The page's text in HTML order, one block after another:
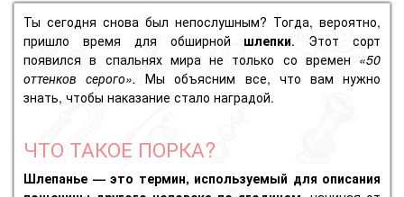
Ты сегодня снова был непослушным? Тогда, вероятно,
пришло время для обширной шлепки. Этот сорт
появился в спальнях мира не только со времен «50
оттенков серого».Мы объясним все, что вам нужно
знать, чтобы наказание стало наградой.
ЧТО ТАКОЕ ПОРКА?
Шлепанье — это термин, используемый для описания